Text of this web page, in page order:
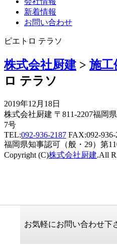
新着情報
お問い合わせ
ピエトロ テラソ
株式会社厨建 > 施工
ロ テラソ
2019年12月18日
株式会社厨建 〒811-2207福岡
7号
TEL:092-936-2187 FAX:092-936-
福岡県知事認可（般・29）第
Copyright (C)株式会社厨建.All
お気軽にお問い合わせ下